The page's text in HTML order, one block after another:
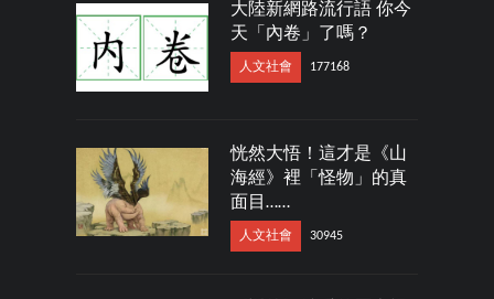
大陸新網路流行語 你今
天「內卷」了嗎？
人文社會 177168
恍然大悟！這才是《山
海經》裡「怪物」的真
面目……
人文社會 30945